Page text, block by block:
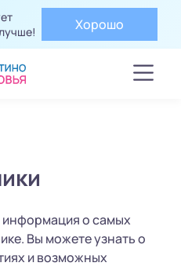
Хорошо
информация о самых
Вы можете узнать о
и возможных